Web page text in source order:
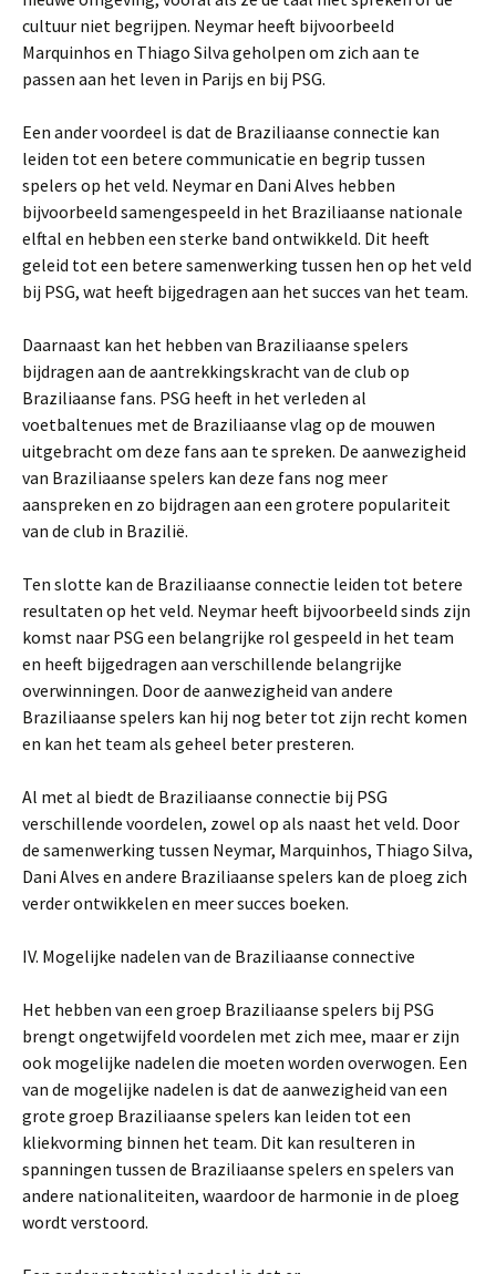
cultuur niet begrijpen. Neymar heeft bijvoorbeeld
Marquinhos en Thiago Silva geholpen om zich aan te
passen aan het leven in Parijs en bij PSG.
Een ander voordeel is dat de Braziliaanse connectie kan
leiden tot een betere communicatie en begrip tussen
spelers op het veld. Neymar en Dani Alves hebben
bijvoorbeeld samengespeeld in het Braziliaanse nationale
elftal en hebben een sterke band ontwikkeld. Dit heeft
geleid tot een betere samenwerking tussen hen op het veld
bij PSG, wat heeft bijgedragen aan het succes van het team.
Daarnaast kan het hebben van Braziliaanse spelers
bijdragen aan de aantrekkingskracht van de club op
Braziliaanse fans. PSG heeft in het verleden al
voetbaltenues met de Braziliaanse vlag op de mouwen
uitgebracht om deze fans aan te spreken. De aanwezigheid
van Braziliaanse spelers kan deze fans nog meer
aanspreken en zo bijdragen aan een grotere populariteit
van de club in Brazilië.
Ten slotte kan de Braziliaanse connectie leiden tot betere
resultaten op het veld. Neymar heeft bijvoorbeeld sinds zijn
komst naar PSG een belangrijke rol gespeeld in het team
en heeft bijgedragen aan verschillende belangrijke
overwinningen. Door de aanwezigheid van andere
Braziliaanse spelers kan hij nog beter tot zijn recht komen
en kan het team als geheel beter presteren.
Al met al biedt de Braziliaanse connectie bij PSG
verschillende voordelen, zowel op als naast het veld. Door
de samenwerking tussen Neymar, Marquinhos, Thiago Silva,
Dani Alves en andere Braziliaanse spelers kan de ploeg zich
verder ontwikkelen en meer succes boeken.
IV. Mogelijke nadelen van de Braziliaanse connective
Het hebben van een groep Braziliaanse spelers bij PSG
brengt ongetwijfeld voordelen met zich mee, maar er zijn
ook mogelijke nadelen die moeten worden overwogen. Een
van de mogelijke nadelen is dat de aanwezigheid van een
grote groep Braziliaanse spelers kan leiden tot een
kliekvorming binnen het team. Dit kan resulteren in
spanningen tussen de Braziliaanse spelers en spelers van
andere nationaliteiten, waardoor de harmonie in de ploeg
wordt verstoord.